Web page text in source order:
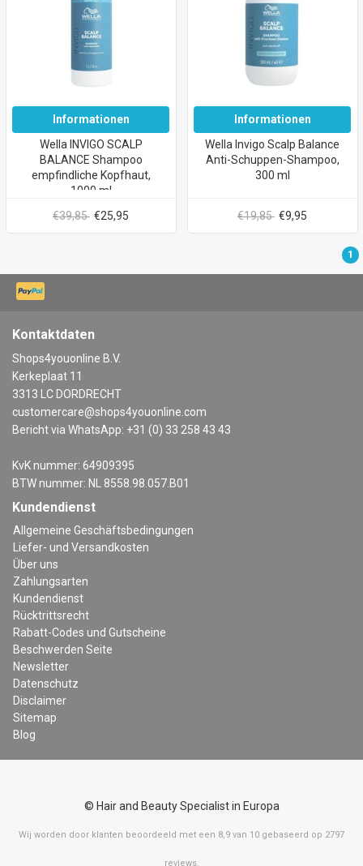
Informationen
Wella INVIGO SCALP
BALANCE Shampoo
empfindliche Kopfhaut,
1000 ml
€39,85 €25,95
Informationen
Wella Invigo Scalp Balance
Anti-Schuppen-Shampoo,
300 ml
€19,85 €9,95
1
Kontaktdaten
Shops4youonline B.V.
Kerkeplaat 11
3313 LC DORDRECHT
customercare@shops4youonline.com
Bericht via WhatsApp: +31 (0) 33 258 43 43
KvK nummer: 64909395
BTW nummer: NL 8558.98.057.B01
Kundendienst
Allgemeine Geschäftsbedingungen
Liefer- und Versandkosten
Über uns
Zahlungsarten
Kundendienst
Rücktrittsrecht
Rabatt-Codes und Gutscheine
Beschwerden Seite
Newsletter
Datenschutz
Disclaimer
Sitemap
Blog
© Hair and Beauty Specialist in Europa
Wij worden door klanten beoordeeld met een 8,9 van 10 gebaseerd op 2797
reviews.